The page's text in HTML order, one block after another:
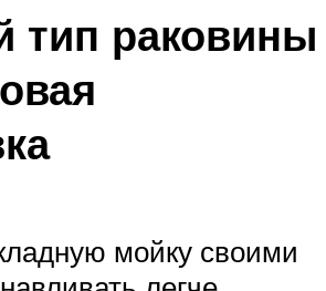
тип раковины
мойку своими